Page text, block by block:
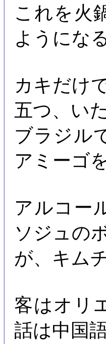
これを火
ようになる
カキだけ
五つ、い
ブラジル
アミーゴ
アルコー
ソジュの
が、キム
客はオリ
話は中国